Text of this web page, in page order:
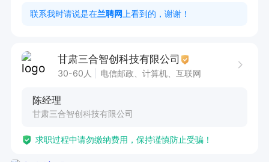
为员工提供充分的发展机遇。
联系我时请说是在兰聘网 上看到的，谢谢！
甘肃三合智创科技有限公司
30-60人 电信邮政、计算机、互联网
陈经理
甘肃三合智创科技有限公司
求职过程中请勿缴纳费用，保持谨慎防止受骗！